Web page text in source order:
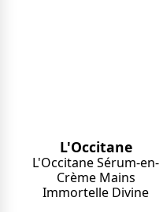
L'Occitane
L'Occitane Sérum-en-
Crème Mains
Immortelle Divine